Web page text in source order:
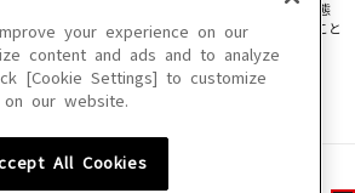
切の文章・画像・写真・動画・音声等を、手段や形態
囲を超えて無断で複製、転載、ファイル化などすること
よりご利用いただけない場合があります。
配信内容が変更になる場合があります。
your experience on our
content and ads and to analyze
[Cookie Settings] to customize
our website.
All Cookies